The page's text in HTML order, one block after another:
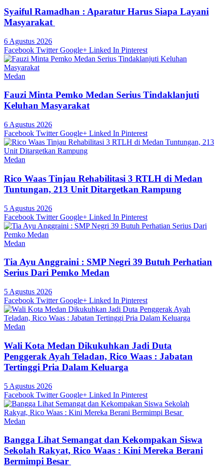
Syaiful Ramadhan : Aparatur Harus Siapa Layani
Masyarakat
6 Agustus 2026
Facebook Twitter Google+ Linked In Pinterest
Medan
Fauzi Minta Pemko Medan Serius Tindaklanjuti
Keluhan Masyarakat
6 Agustus 2026
Facebook Twitter Google+ Linked In Pinterest
Medan
Rico Waas Tinjau Rehabilitasi 3 RTLH di Medan
Tuntungan, 213 Unit Ditargetkan Rampung
5 Agustus 2026
Facebook Twitter Google+ Linked In Pinterest
Medan
Tia Ayu Anggraini : SMP Negri 39 Butuh Perhatian
Serius Dari Pemko Medan
5 Agustus 2026
Facebook Twitter Google+ Linked In Pinterest
Medan
Wali Kota Medan Dikukuhkan Jadi Duta
Penggerak Ayah Teladan, Rico Waas : Jabatan
Tertinggi Pria Dalam Keluarga
5 Agustus 2026
Facebook Twitter Google+ Linked In Pinterest
Medan
Bangga Lihat Semangat dan Kekompakan Siswa
Sekolah Rakyat, Rico Waas : Kini Mereka Berani
Bermimpi Besar